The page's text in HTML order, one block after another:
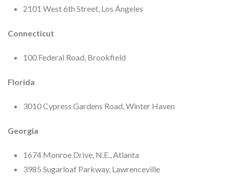
2101 West 6th Street, Los Ángeles
Connecticut
100 Federal Road, Brookfield
Florida
3010 Cypress Gardens Road, Winter Haven
Georgia
1674 Monroe Drive, N.E., Atlanta
3985 Sugarloaf Parkway, Lawrenceville